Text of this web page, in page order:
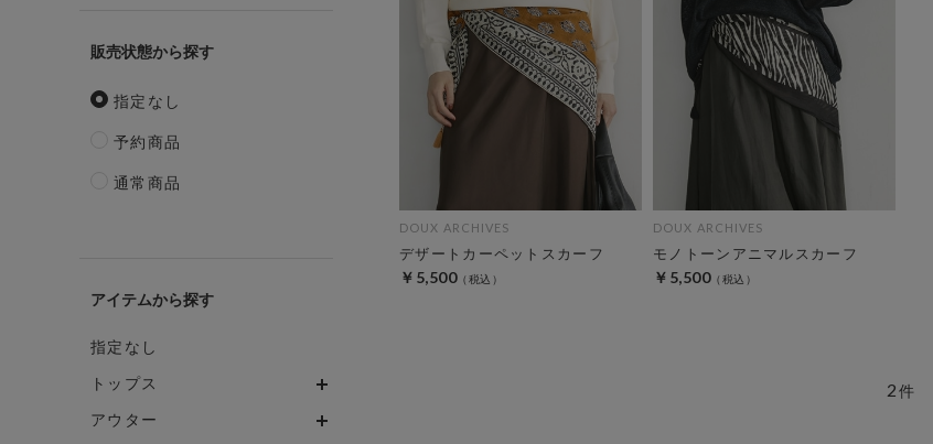
販売状態
指定なし
予約商品
通常商品
アイテム
指定なし
トップス
アウター
DOUX ARCHIVES
デザートカーペットスカーフ
￥5,500
DOUX ARCHIVES
モノトーンアニマルスカーフ
￥5,500
2件